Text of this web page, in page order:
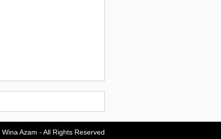
Wina Azam - All Rights Reserved